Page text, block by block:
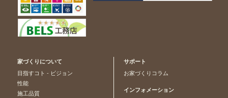
家づくりについて
目指すコト - ビジョン
性能
施工品質
サポート
お家づくりコラム
インフォメーション